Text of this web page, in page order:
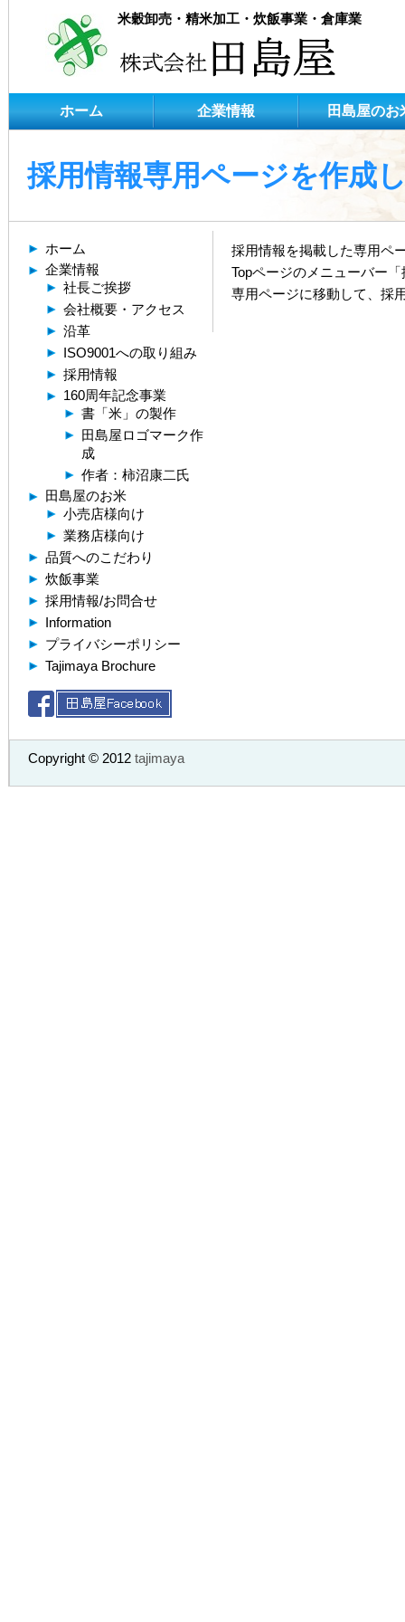
米穀卸売・精米加工・炊飯事業・倉庫業
ホーム 企業情報 田島屋のお
採用情報専用ページを作成
採用情報を掲載した専用ペ
Topページのメニューバー
専用ページに移動して、採
ホーム
企業情報
社長ご挨拶
会社概要・アクセス
沿革
ISO9001への取り組み
採用情報
160周年記念事業
書「米」の製作
田島屋ロゴマーク作
成
作者：柿沼康二氏
田島屋のお米
小売店様向け
業務店様向け
品質へのこだわり
炊飯事業
採用情報/お問合せ
Information
プライバシーポリシー
Tajimaya Brochure
Copyright © 2012 tajimaya